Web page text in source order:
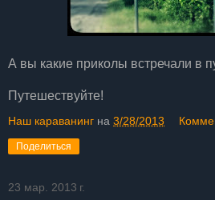
А вы какие приколы встречали в
Путешествуйте!
Наш караванинг на 3/28/2013
Поделиться
23 мар. 2013 г.